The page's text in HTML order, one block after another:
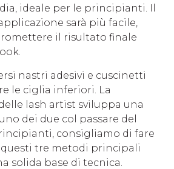
ideale per le principianti. Il
sarà più facile,
il risultato finale
nastri adesivi e cuscinetti
le ciglia inferiori. La
lash artist sviluppa una
dei due col passare del
consigliamo di fare
tre metodi principali
solida base di tecnica.